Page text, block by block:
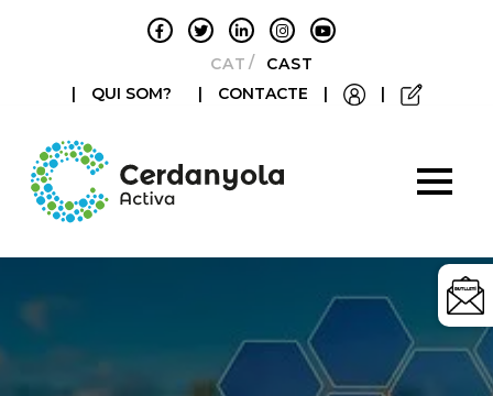
CATALÀCASTELLANO
|
QUI SOM? | CONTACTE | |